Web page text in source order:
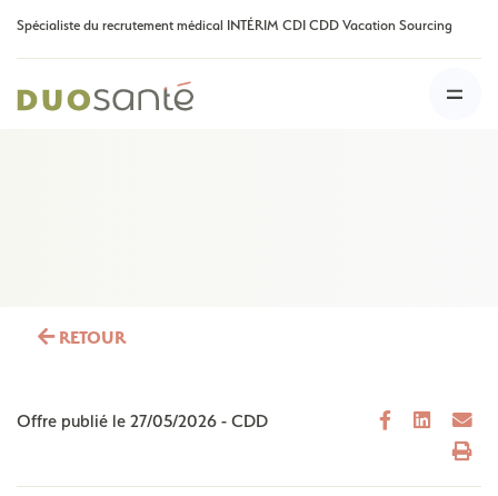
Spécialiste du recrutement médical INTÉRIM CDI CDD Vacation Sourcing
RETOUR
Offre publié le 27/05/2026 - CDD